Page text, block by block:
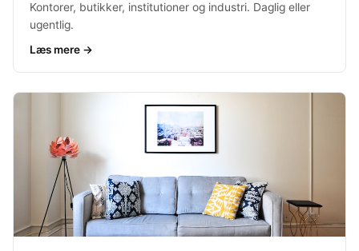
Kontorer, butikker, institutioner og industri. Daglig eller
ugentlig.
Læs mere →